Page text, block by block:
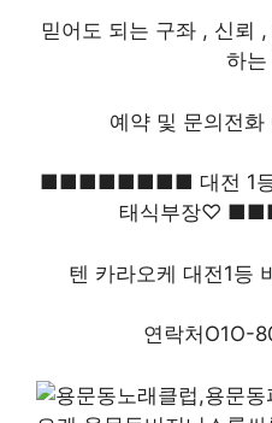
믿어도 되는 구좌 , 신뢰
하는
예약 및 문의전
■■■■■■■■ 대전 1등
태식부장♡
텐 카라오케 대전1등
연락처O1O-